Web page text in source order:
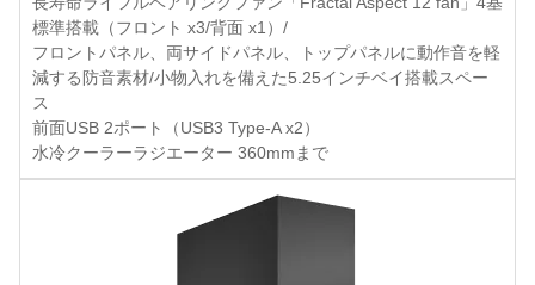
標準搭載（フロント x3/背面 x1）/
フロントパネル、両サイドパネル、トップパネルに動作音を軽
減する防音素材/小物入れを備えた5.25インチベイ搭載スペー
ス
前面USB 2ポート（USB3 Type-A x2）
水冷クーラーラジエーター 360mmまで